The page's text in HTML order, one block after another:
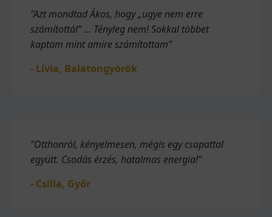
"Azt mondtad Ákos, hogy „ugye nem erre
számítottál” … Tényleg nem! Sokkal többet
kaptam mint amire számítottam"
- Lívia, Balatongyörök
"Otthonról, kényelmesen, mégis egy csapattal
együtt. Csodás érzés, hatalmas energia!"
- Csilla, Győr